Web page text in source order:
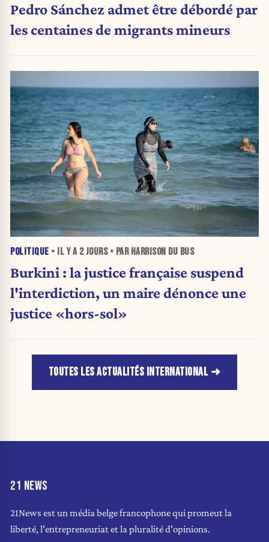
Pedro Sánchez admet être débordé par
les centaines de migrants mineurs
POLITIQUE • IL Y A 2 JOURS• PAR HARRISON DU BUS
Burkini : la justice française suspend
l'interdiction, un maire dénonce une
justice «hors-sol»
TOUTES LES ACTUALITÉS INTERNATIONAL
21 NEWS
21News est un média belge francophone qui promeut la
liberté, l'entrepreneuriat et la pluralité d'opinions.